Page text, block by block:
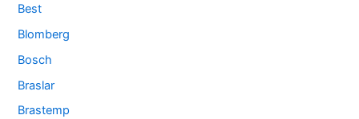
Best
Blomberg
Bosch
Braslar
Brastemp